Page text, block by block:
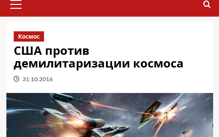
меню
Космос
США против
демилитаризации космоса
31.10.2016